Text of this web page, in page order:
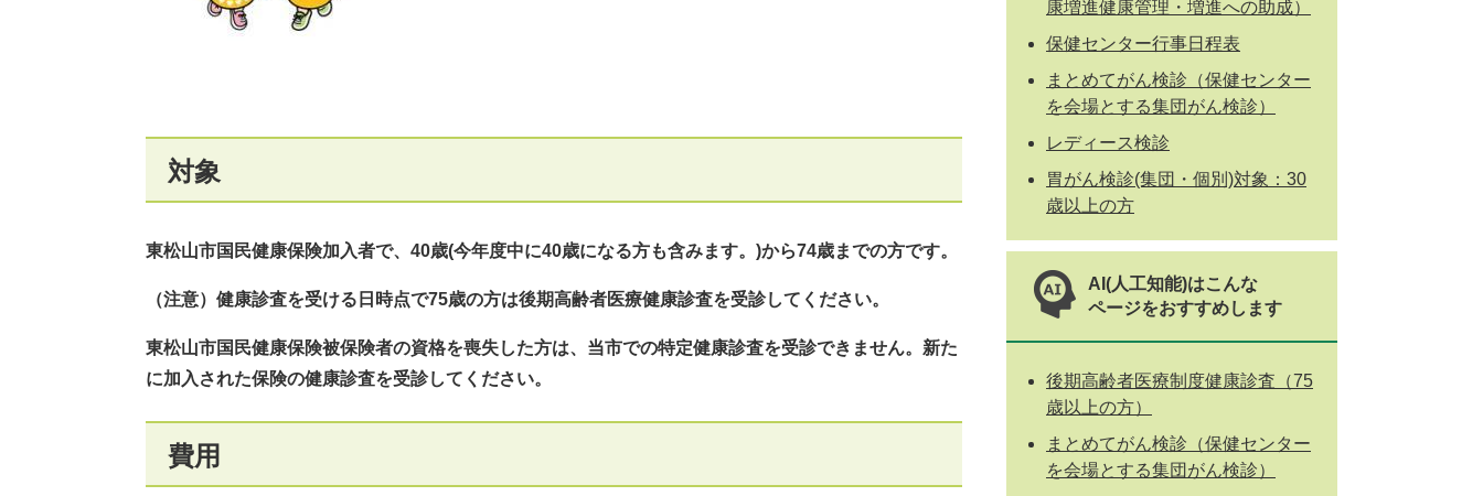
対象
東松山市国民健康保険加入者で、40歳(今年度中に40歳になる方も含みます。)から74歳までの方です。
（注意） 健康診査を受ける日時点で75歳の方は後期高齢者医療健康診査を受診してください。
東松山市国民健康保険被保険者の資格を喪失した方は、当市での特定健康診査を受診できません。新た
に加入された保険の健康診査を受診してください。
費用
康増進健康管理・増進への助成）
保健センター行事日程表
まとめてがん検診（保健センター
を会場とする集団がん検診）
レディース検診
胃がん検診(集団・個別)対象：30
歳以上の方
AI(人工知能)はこんな
ページをおすすめします
後期高齢者医療制度健康診査（75
歳以上の方）
まとめてがん検診（保健センター
を会場とする集団がん検診）